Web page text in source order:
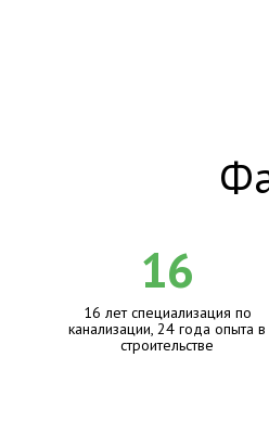
16
16 лет специализация по
канализации, 24 года опыта в
строительстве